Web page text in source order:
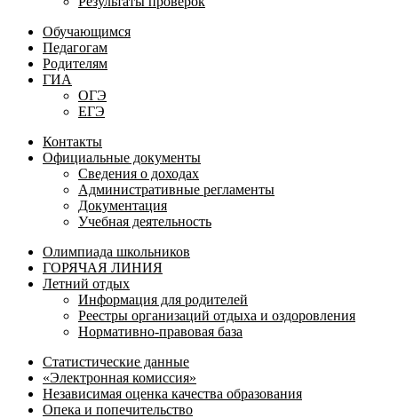
Обучающимся
Педагогам
Родителям
ГИА
ОГЭ
ЕГЭ
Контакты
Официальные документы
Сведения о доходах
Административные регламенты
Документация
Учебная деятельность
Олимпиада школьников
ГОРЯЧАЯ ЛИНИЯ
Летний отдых
Информация для родителей
Реестры организаций отдыха и оздоровления
Нормативно-правовая база
Статистические данные
«Электронная комиссия»
Независимая оценка качества образования
Опека и попечительство